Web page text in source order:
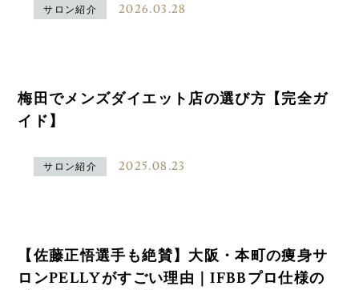
サロン紹介 2026.03.28
梅田でメンズダイエット店の選び方【完全ガ
イド】
サロン紹介 2025.08.23
【佐藤正悟選手も絶賛】大阪・本町の痩身サ
ロンPELLYがすごい理由｜IFBBプロ仕様の